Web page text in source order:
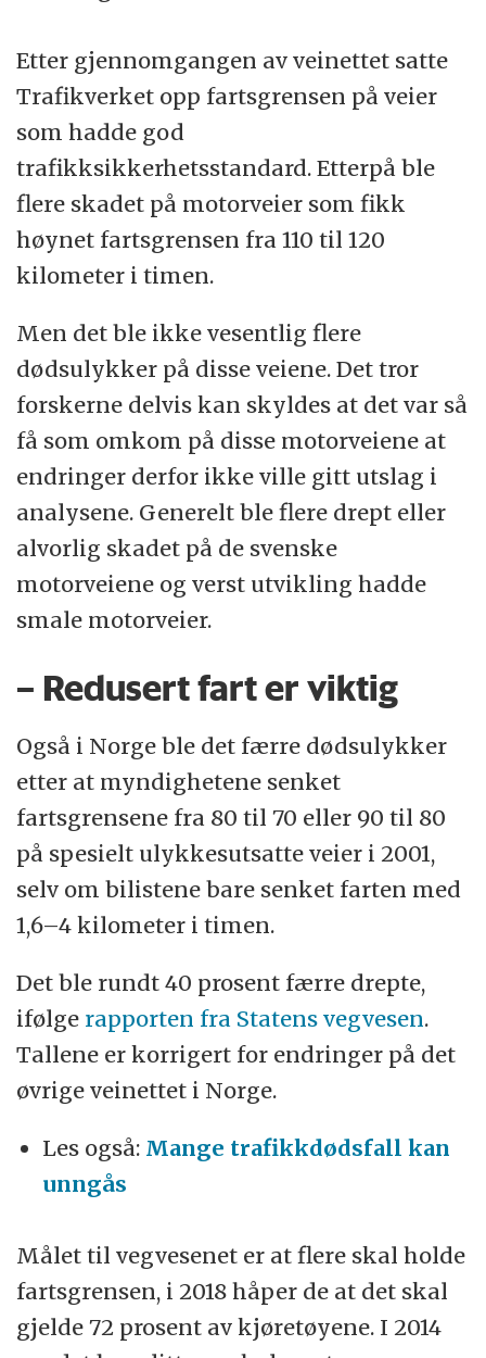
Etter gjennomgangen av veinettet satte
Trafikverket opp fartsgrensen på veier
som hadde god
trafikksikkerhetsstandard. Etterpå ble
flere skadet på motorveier som fikk
høynet fartsgrensen fra 110 til 120
kilometer i timen.
Men det ble ikke vesentlig flere
dødsulykker på disse veiene. Det tror
forskerne delvis kan skyldes at det var så
få som omkom på disse motorveiene at
endringer derfor ikke ville gitt utslag i
analysene. Generelt ble flere drept eller
alvorlig skadet på de svenske
motorveiene og verst utvikling hadde
smale motorveier.
– Redusert fart er viktig
Også i Norge ble det færre dødsulykker
etter at myndighetene senket
fartsgrensene fra 80 til 70 eller 90 til 80
på spesielt ulykkesutsatte veier i 2001,
selv om bilistene bare senket farten med
1,6–4 kilometer i timen.
Det ble rundt 40 prosent færre drepte,
ifølge rapporten fra Statens vegvesen.
Tallene er korrigert for endringer på det
øvrige veinettet i Norge.
Les også: Mange trafikkdødsfall kan
unngås
Målet til vegvesenet er at flere skal holde
fartsgrensen, i 2018 håper de at det skal
gjelde 72 prosent av kjøretøyene. I 2014